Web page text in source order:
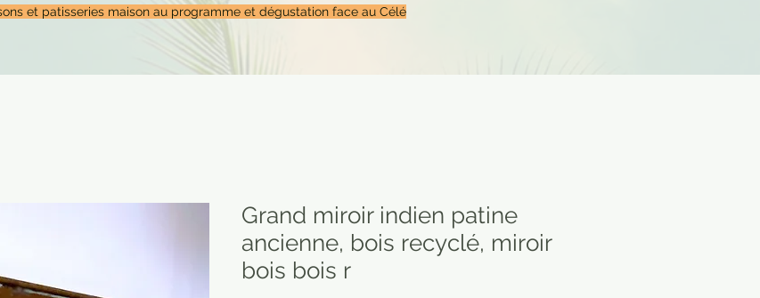
et patisseries maison au programme et dégustation face au Célé
Grand miroir indien patine
ancienne, bois recyclé, miroir
bois bois r